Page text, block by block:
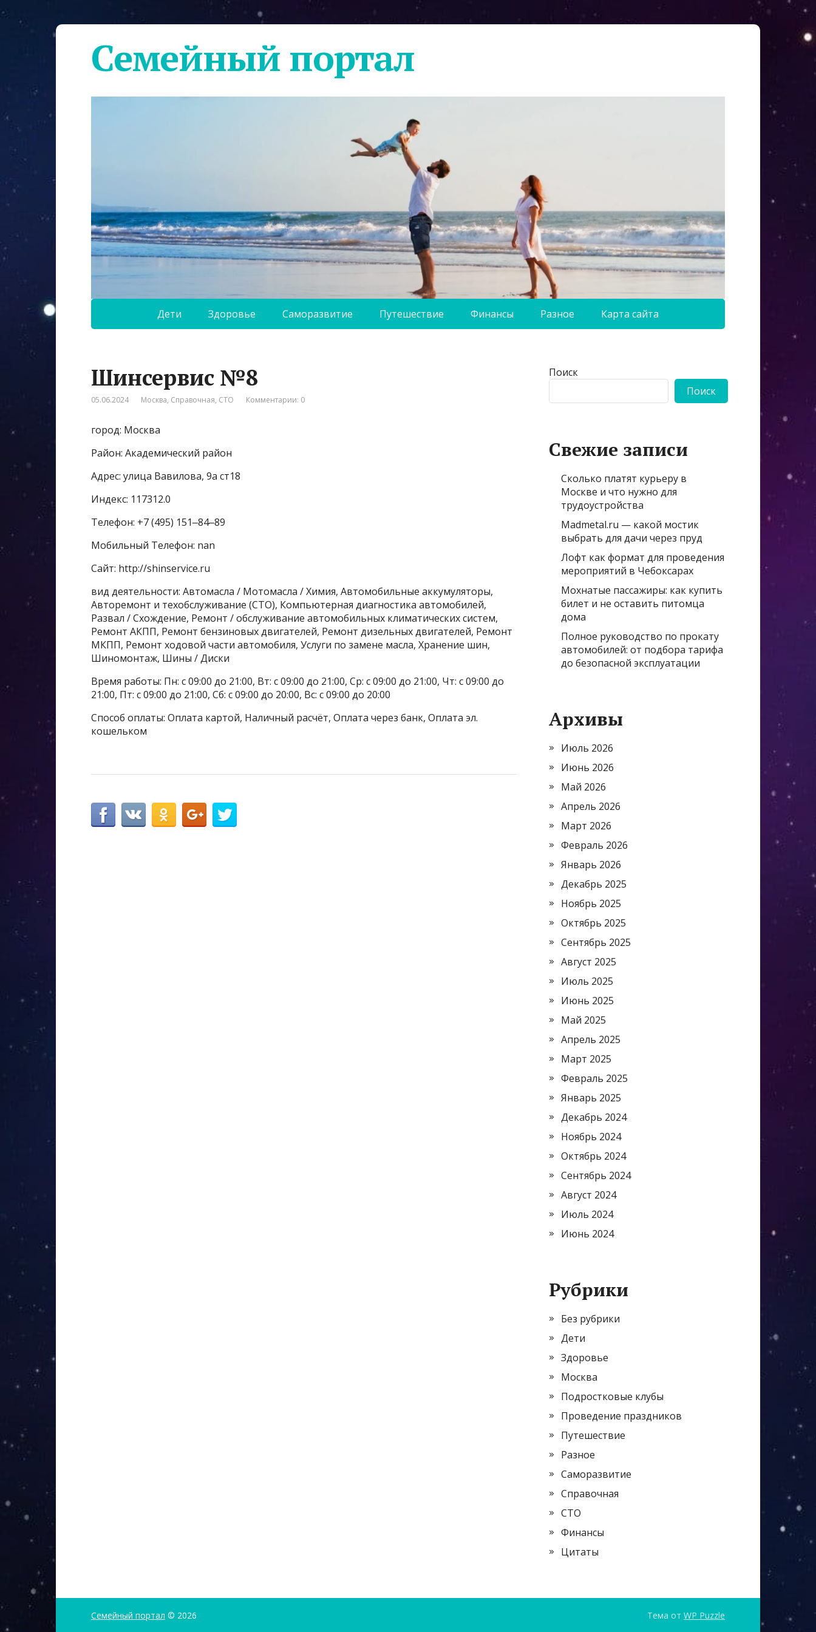
Семейный портал
Дети Здоровье Саморазвитие Путешествие Финансы Разное Карта сайта
Шинсервис №8
05.06.2024 Москва, Справочная, СТО Комментарии: 0
город: Москва
Район: Академический район
Адрес: улица Вавилова, 9а ст18
Индекс: 117312.0
Телефон: +7 (495) 151‒84‒89
Мобильный Телефон: nan
Сайт: http://shinservice.ru
вид деятельности: Автомасла / Мотомасла / Химия, Автомобильные аккумуляторы,
Авторемонт и техобслуживание (СТО), Компьютерная диагностика автомобилей,
Развал / Схождение, Ремонт / обслуживание автомобильных климатических систем,
Ремонт АКПП, Ремонт бензиновых двигателей, Ремонт дизельных двигателей, Ремонт
МКПП, Ремонт ходовой части автомобиля, Услуги по замене масла, Хранение шин,
Шиномонтаж, Шины / Диски
Время работы: Пн: с 09:00 до 21:00, Вт: с 09:00 до 21:00, Ср: с 09:00 до 21:00, Чт: с 09:00 до
21:00, Пт: с 09:00 до 21:00, Сб: с 09:00 до 20:00, Вс: с 09:00 до 20:00
Способ оплаты: Оплата картой, Наличный расчёт, Оплата через банк, Оплата эл.
кошельком
Поиск
Поиск
Свежие записи
Сколько платят курьеру в
Москве и что нужно для
трудоустройства
Madmetal.ru — какой мостик
выбрать для дачи через пруд
Лофт как формат для проведения
мероприятий в Чебоксарах
Мохнатые пассажиры: как купить
билет и не оставить питомца
дома
Полное руководство по прокату
автомобилей: от подбора тарифа
до безопасной эксплуатации
Архивы
Июль 2026
Июнь 2026
Май 2026
Апрель 2026
Март 2026
Февраль 2026
Январь 2026
Декабрь 2025
Ноябрь 2025
Октябрь 2025
Сентябрь 2025
Август 2025
Июль 2025
Июнь 2025
Май 2025
Апрель 2025
Март 2025
Февраль 2025
Январь 2025
Декабрь 2024
Ноябрь 2024
Октябрь 2024
Сентябрь 2024
Август 2024
Июль 2024
Июнь 2024
Рубрики
Без рубрики
Дети
Здоровье
Москва
Подростковые клубы
Проведение праздников
Путешествие
Разное
Саморазвитие
Справочная
СТО
Финансы
Цитаты
Семейный портал © 2026 Тема от WP Puzzle